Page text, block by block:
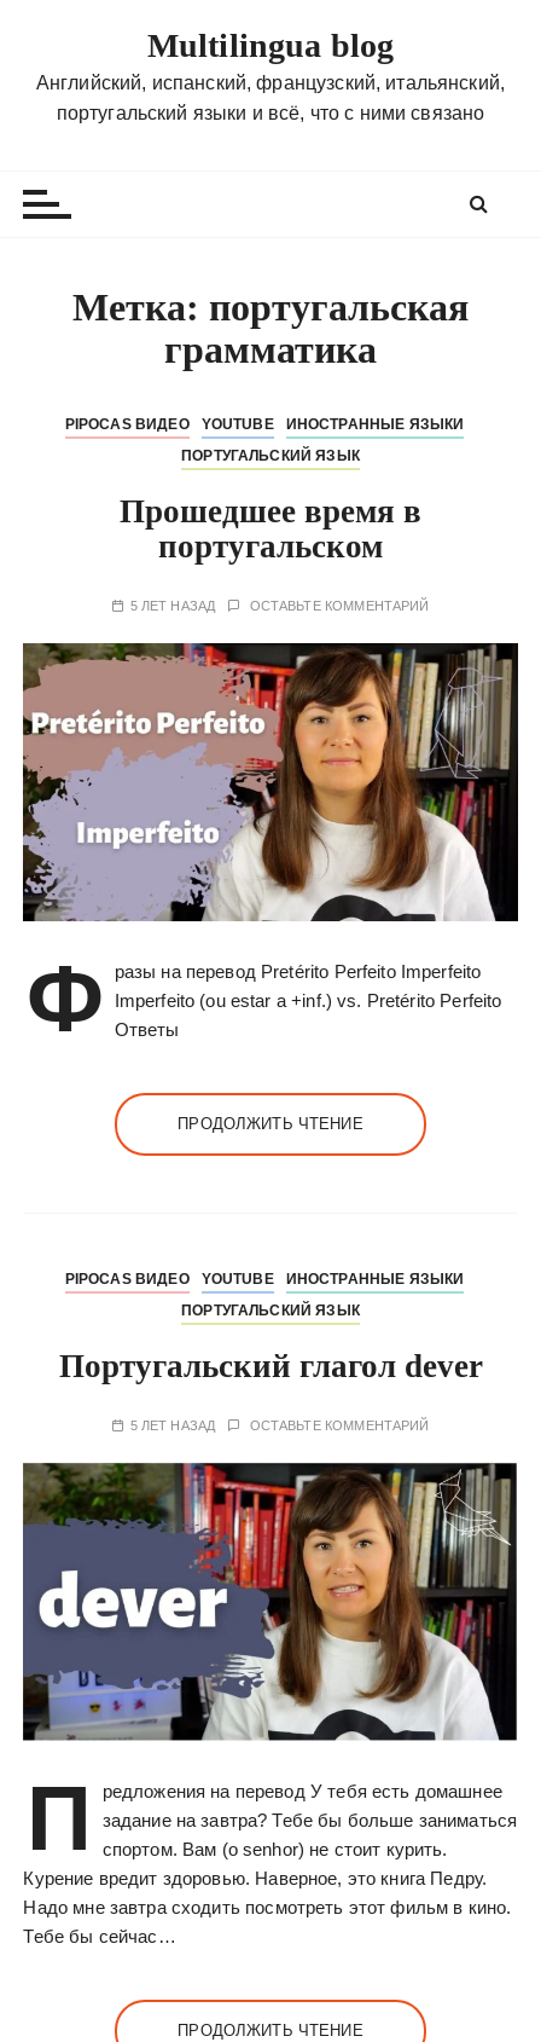
Multilingua blog
Английский, испанский, французский, итальянский,
португальский языки и всё, что с ними связано
Метка: португальская
грамматика
PIPOCAS ВИДЕО YOUTUBE
ИНОСТРАННЫЕ ЯЗЫКИ
ПОРТУГАЛЬСКИЙ ЯЗЫК
Прошедшее время в
португальском
5 ЛЕТ НАЗАД ОСТАВЬТЕ КОММЕНТАРИЙ
Ф
разы на перевод Pretérito Perfeito Imperfeito
Imperfeito (ou estar a +inf.) vs. Pretérito Perfeito
Ответы
ПРОДОЛЖИТЬ ЧТЕНИЕ
PIPOCAS ВИДЕО YOUTUBE
ИНОСТРАННЫЕ ЯЗЫКИ
ПОРТУГАЛЬСКИЙ ЯЗЫК
Португальский глагол dever
5 ЛЕТ НАЗАД ОСТАВЬТЕ КОММЕНТАРИЙ
П
редложения на перевод У тебя есть домашнее
задание на завтра? Тебе бы больше заниматься
спортом. Вам (o senhor) не стоит курить.
Курение вредит здоровью. Наверное, это книга Педру.
Надо мне завтра сходить посмотреть этот фильм в кино.
Тебе бы сейчас…
ПРОДОЛЖИТЬ ЧТЕНИЕ